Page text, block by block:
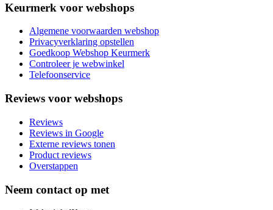
Keurmerk voor webshops
Algemene voorwaarden webshop
Privacyverklaring opstellen
Goedkoop Webshop Keurmerk
Controleer je webwinkel
Telefoonservice
Reviews voor webshops
Reviews
Reviews in Google
Externe reviews tonen
Product reviews
Overstappen
Neem contact op met